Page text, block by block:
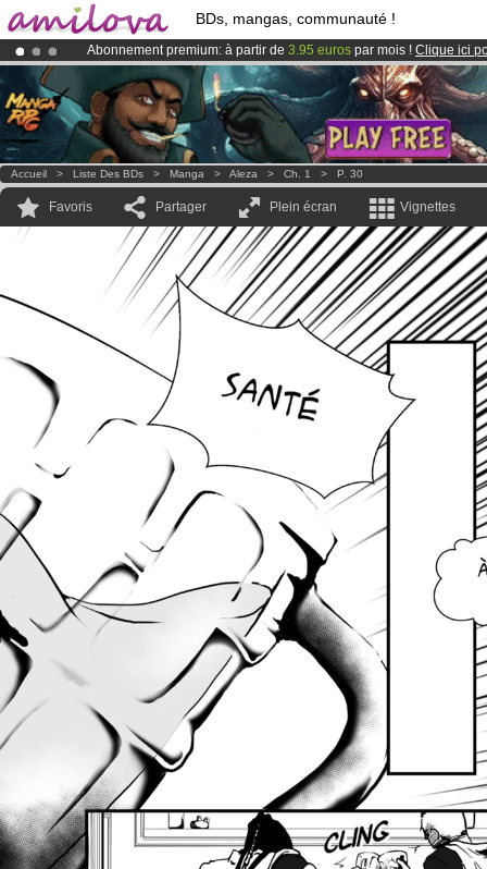
BDs, mangas, communauté !
Abonnement premium: à partir de 3.95 euros par mois ! Clique ici
LeKickstarter Amilova est désormais lancé!.
Déjà 100000membreset 1000BDs & Mangas!
Accueil > Liste Des BDs > Manga > Aleza > Ch. 1 > P. 30
Favoris Partager Plein écran Vignettes